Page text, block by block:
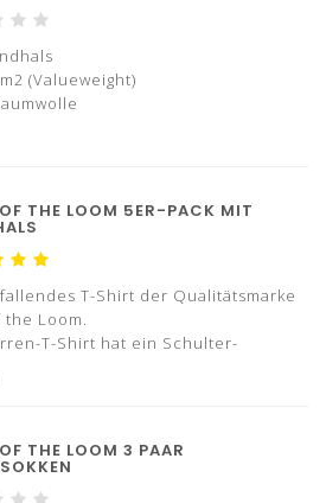
(Valueweight)
bezahlen
THE LOOM 5ER-PACK MIT
T-Shirt der Qualitätsmarke
the Loom.
T-Shirt hat ein Schulter-
160 Gramm
THE LOOM 3 PAAR